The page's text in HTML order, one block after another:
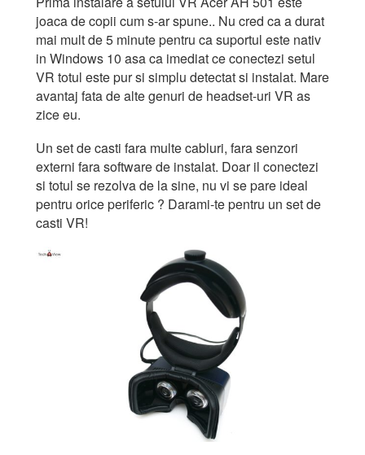
joaca de copii cum s-ar spune.. Nu cred ca a durat
mai mult de 5 minute pentru ca suportul este nativ
in Windows 10 asa ca imediat ce conectezi setul
VR totul este pur si simplu detectat si instalat. Mare
avantaj fata de alte genuri de headset-uri VR as
zice eu.
Un set de casti fara multe cabluri, fara senzori
externi fara software de instalat. Doar il conectezi
si totul se rezolva de la sine, nu vi se pare ideal
pentru orice periferic ? Darami-te pentru un set de
casti VR!